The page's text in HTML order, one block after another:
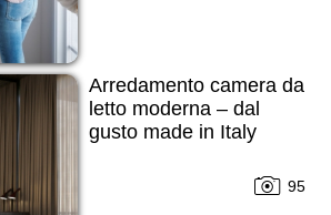
Arredamento camera da
letto moderna – dal
gusto made in Italy
95